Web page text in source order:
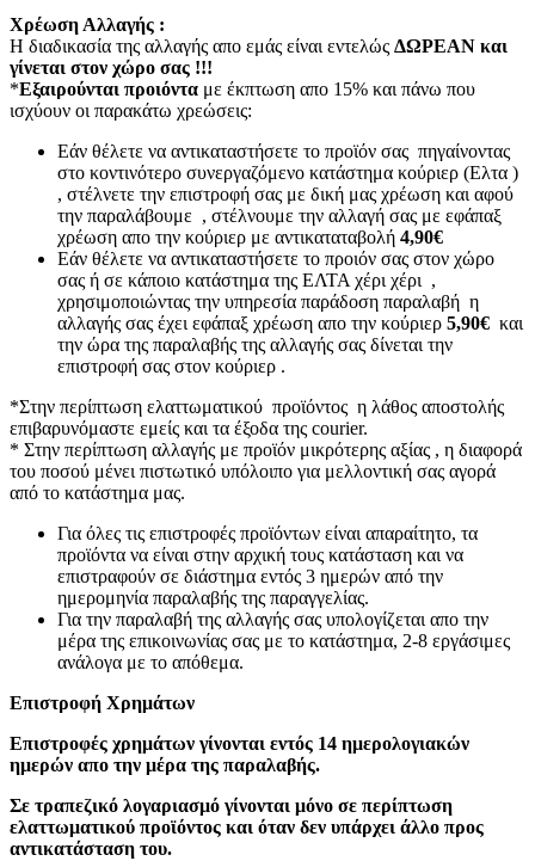
Χρέωση Αλλαγής :
Η διαδικασία της αλλαγής απο εμάς είναι εντελώς ΔΩΡΕΑΝ και
γίνεται στον χώρο σας !!!
*Εξαιρούνται προιόντα με έκπτωση απο 15% και πάνω που
ισχύουν οι παρακάτω χρεώσεις:
Εάν θέλετε να αντικαταστήσετε το προϊόν σας πηγαίνοντας
στο κοντινότερο συνεργαζόμενο κατάστημα κούριερ (Ελτα )
, στέλνετε την επιστροφή σας με δική μας χρέωση και αφού
την παραλάβουμε , στέλνουμε την αλλαγή σας με εφάπαξ
χρέωση απο την κούριερ με αντικαταταβολή 4,90€
Εάν θέλετε να αντικαταστήσετε το προιόν σας στον χώρο
σας ή σε κάποιο κατάστημα της ΕΛΤΑ χέρι χέρι ,
χρησιμοποιώντας την υπηρεσία παράδοση παραλαβή η
αλλαγής σας έχει εφάπαξ χρέωση απο την κούριερ 5,90€ και
την ώρα της παραλαβής της αλλαγής σας δίνεται την
επιστροφή σας στον κούριερ .
*Στην περίπτωση ελαττωματικού προϊόντος η λάθος αποστολής
επιβαρυνόμαστε εμείς και τα έξοδα της courier.
* Στην περίπτωση αλλαγής με προϊόν μικρότερης αξίας , η διαφορά
του ποσού μένει πιστωτικό υπόλοιπο για μελλοντική σας αγορά
από το κατάστημα μας.
Για όλες τις επιστροφές προϊόντων είναι απαραίτητο, τα
προϊόντα να είναι στην αρχική τους κατάσταση και να
επιστραφούν σε διάστημα εντός 3 ημερών από την
ημερομηνία παραλαβής της παραγγελίας.
Για την παραλαβή της αλλαγής σας υπολογίζεται απο την
μέρα της επικοινωνίας σας με το κατάστημα, 2-8 εργάσιμες
ανάλογα με το απόθεμα.
Επιστροφή Χρημάτων
Επιστροφές χρημάτων γίνονται εντός 14 ημερολογιακών
ημερών απο την μέρα της παραλαβής.
Σε τραπεζικό λογαριασμό γίνονται μόνο σε περίπτωση
ελαττωματικού προϊόντος και όταν δεν υπάρχει άλλο προς
αντικατάσταση του.